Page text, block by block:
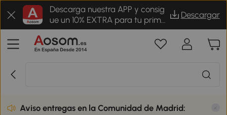
Descarga nuestra APP y consig
ue un 10% EXTRA para tu prime
r pedido
Descargar
Aviso entregas en la Comunidad de Madrid: